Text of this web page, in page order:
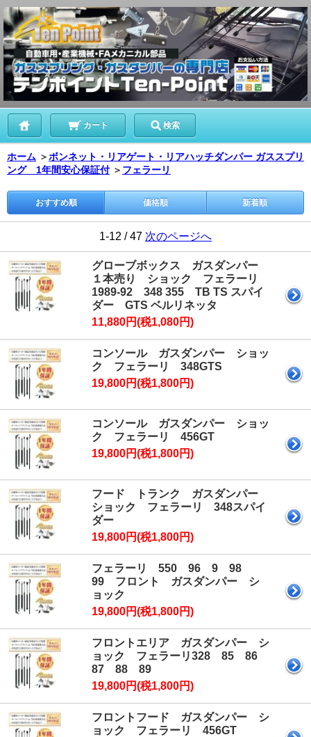
カート 検索
ホーム ＞ボンネット・リアゲート・リアハッチダンパー ガススプリ
ング 1年間安心保証付 ＞ フェラーリ
おすすめ順 価格順 新着順
1-12 / 47 次のページへ
グローブボックス ガスダンパー
１本売り ショック フェラーリ
1989-92 348 355 TB TS スパイ
ダー GTS ベルリネッタ
11,880円(税1,080円)
コンソール ガスダンパー ショッ
ク フェラーリ 348GTS
19,800円(税1,800円)
コンソール ガスダンパー ショッ
ク フェラーリ 456GT
19,800円(税1,800円)
フード トランク ガスダンパー
ショック フェラーリ 348スパイ
ダー
19,800円(税1,800円)
フェラーリ 550 96 9 98
99 フロント ガスダンパー シ
ョック
19,800円(税1,800円)
フロントエリア ガスダンパー シ
ョック フェラーリ328 85 86
87 88 89
19,800円(税1,800円)
フロントフード ガスダンパー シ
ョック フェラーリ 456GT